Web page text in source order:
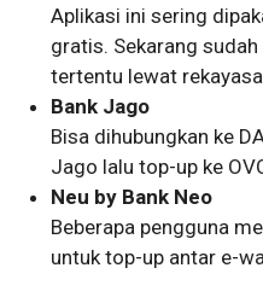
Aplikasi ini sering
gratis. Sekarang
tertentu lewat
Bank Jago
Bisa dihubungkan ke
Jago lalu top-up ke
Neu by Bank Neo
Beberapa pengguna
untuk top-up antar e-